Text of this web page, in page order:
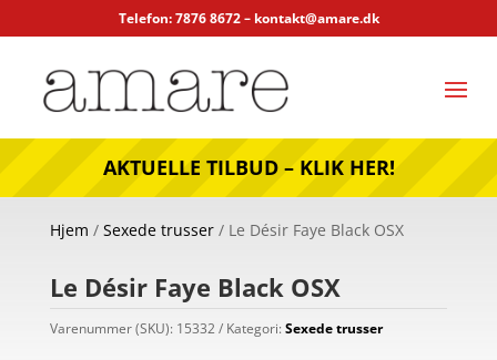
Telefon: 7876 8672 – kontakt@amare.dk
AKTUELLE TILBUD – KLIK HER!
Hjem / Sexede trusser/ Le Désir Faye Black OSX
Le Désir Faye Black OSX
Varenummer (SKU): 15332 Kategori: Sexede trusser